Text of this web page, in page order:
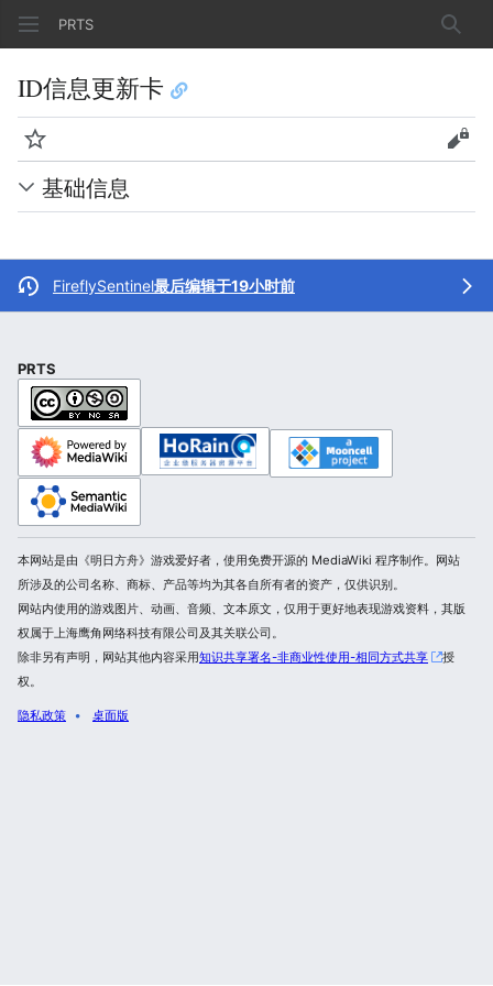
PRTS 搜索
ID信息更新卡
监视 查看
基础信息
FireflySentinel最后编辑于19小时前
PRTS
本网站是由《明日方舟》游戏爱好者，使用免费开源的 MediaWiki 程序制作。网站
所涉及的公司名称、商标、产品等均为其各自所有者的资产，仅供识别。
网站内使用的游戏图片、动画、音频、文本原文，仅用于更好地表现游戏资料，其版
权属于上海鹰角网络科技有限公司及其关联公司。
除非另有声明，网站其他内容采用知识共享署名-非商业性使用-相同方式共享
授
权。
隐私政策 桌面版